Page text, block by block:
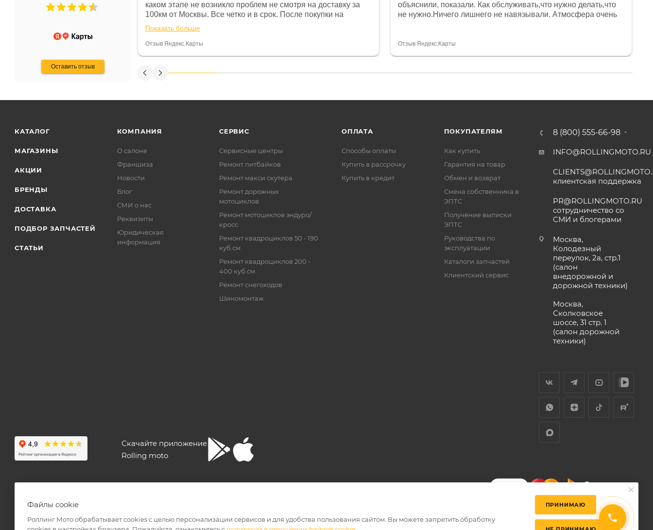
Оставить отзыв
Не понравились условия
и дают только на год)
каком этапе не возникло проблем не смотря на доставку за
100км от Москвы. Все четко и в срок. После покупки на
спидометре всегда был 0, при этом представители магазина
постоянно были на связи и в итоге проблема была решена.
Считаю, что это говорит о небезразличии к клиенту после
Показать больше
Отзыв Яндекс.Карты
объяснили, показали. Как обслуживать,что нужно делать,что
не нужно.Ничего лишнего не навязывали. Атмосфера очень
огромное спасибо Дмитрию, за клиентоориентированность и
Отзыв Яндекс.Карты
КАТАЛОГ
МАГАЗИНЫ
АКЦИИ
БРЕНДЫ
ДОСТАВКА
ПОДБОР ЗАПЧАСТЕЙ
СТАТЬИ
КОМПАНИЯ
О салоне
Франшиза
Новости
Блог
СМИ о нас
Реквизиты
Юридическая
информация
СЕРВИС
Сервисные центры
Ремонт питбайков
Ремонт макси скутера
Ремонт дорожных
мотоциклов
Ремонт мотоциклов эндуро/
кросс
Ремонт квадроциклов 50 - 190
куб.см
Ремонт квадроциклов 200 -
400 куб.см
Ремонт снегоходов
Шиномонтаж
ОПЛАТА
Способы оплаты
Купить в рассрочку
Купить в кредит
ПОКУПАТЕЛЯМ
Как купить
Гарантия на товар
Обмен и возврат
Смена собственника в
ЭПТС
Получение выписки
ЭПТС
Руководства по
эксплуатации
Каталоги запчастей
Клиентский сервис
8 (800) 555-66-98
INFO@ROLLINGMOTO.RU
клиентская поддержка
PR@ROLLINGMOTO.RU
сотрудничество со
СМИ и блогерами
Москва,
Колодезный
переулок, 2а, стр.1
(салон
внедорожной и
дорожной техники)
Москва,
Сколковское
шоссе, 31 стр. 1
(салон дорожной
техники)
Скачайте приложение
Rolling moto
ПОЛЬЗОВАТЕЛЬСКОЕ СОГЛАШЕНИЕПУБЛИЧНАЯ ОФЕРТАПОЛИТИКА КОНФИДЕНЦИАЛЬНОСТИ
Файлы cookie
Роллинг Мото обрабатывает сookies с целью персонализации сервисов и для удобства пользования сайтом. Вы можете запретить обработку
ПРИНИМАЮ